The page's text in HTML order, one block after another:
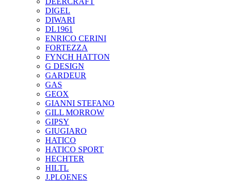
DIGEL
DIWARI
DL1961
ENRICO CERINI
FORTEZZA
FYNCH HATTON
G DESIGN
GARDEUR
GAS
GEOX
GIANNI STEFANO
GILL MORROW
GIPSY
GIUGIARO
HATICO
HATICO SPORT
HECHTER
HILTL
J.PLOENES